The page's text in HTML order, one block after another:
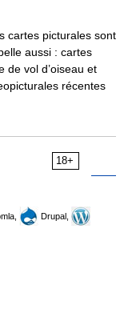
cartes picturales sont
aussi : cartes
de vol d’oiseau et
récentes
18+
Drupal,